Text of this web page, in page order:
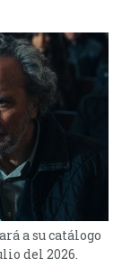
a su catálogo
del 2026.